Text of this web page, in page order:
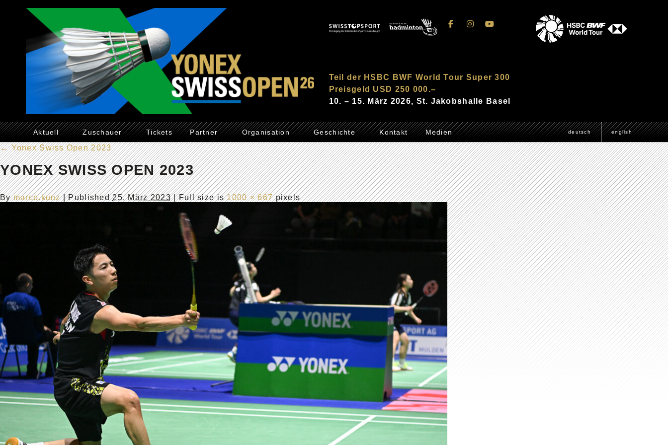
Teil der HSBC BWF World Tour Super 300
Preisgeld USD 250 000.–
10. – 15. März 2026, St. Jakobshalle Basel
Aktuell Zuschauer Tickets Partner Organisation Geschichte Kontakt Medien deutsch english
←Yonex Swiss Open 2023
YONEX SWISS OPEN 2023
Bymarco.kunz |Published25. März 2023| Full size is1000 × 667pixels